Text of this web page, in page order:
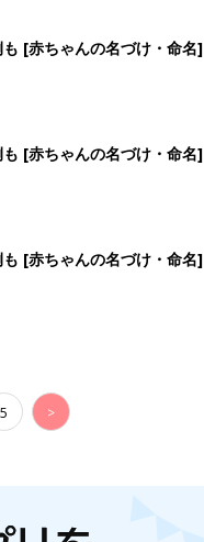
も [赤ちゃんの名づけ・命名]
も [赤ちゃんの名づけ・命名]
も [赤ちゃんの名づけ・命名]
5 >